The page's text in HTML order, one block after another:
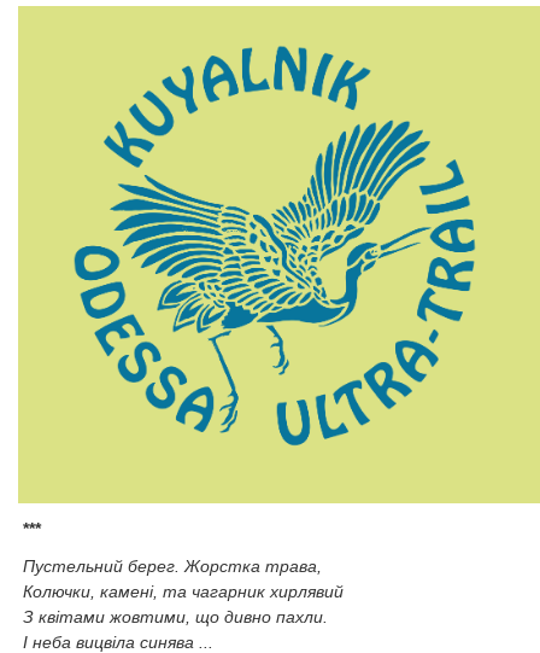
***
Пустельний берег. Жорстка трава,
Колючки, камені, та чагарник хирлявий
З квітами жовтими, що дивно пахли.
I неба вицвіла синява ...